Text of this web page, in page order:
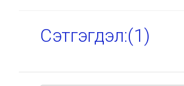
Сэтгэгдэл:(1)